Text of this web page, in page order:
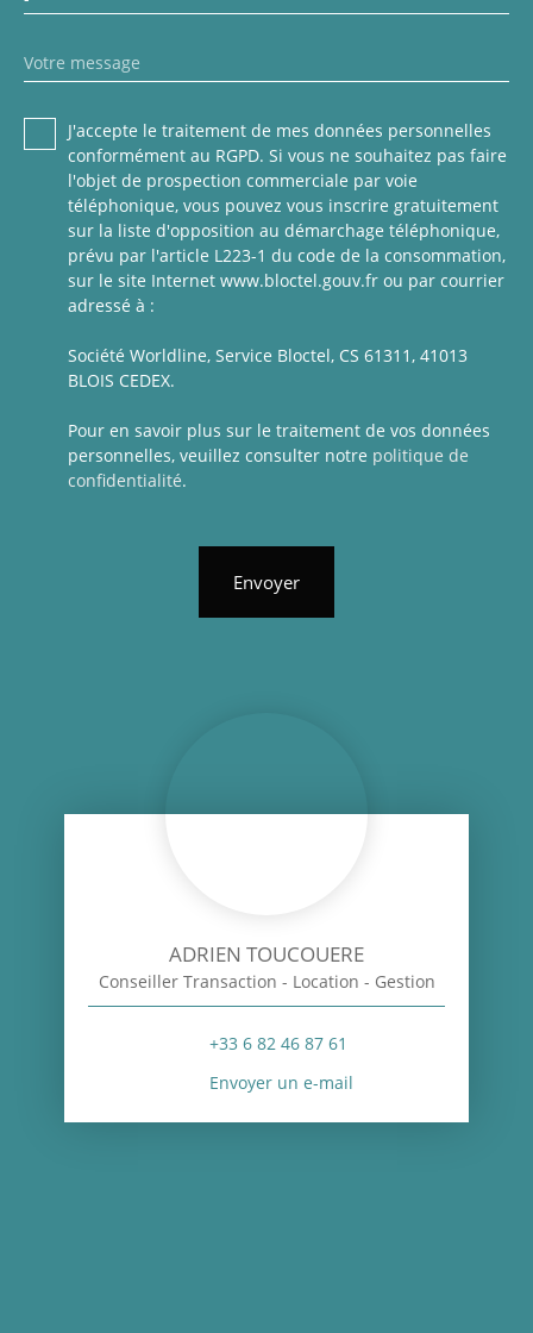
Votre message
J'accepte le traitement de mes données personnelles
conformément au RGPD. Si vous ne souhaitez pas faire
l'objet de prospection commerciale par voie
téléphonique, vous pouvez vous inscrire gratuitement
sur la liste d'opposition au démarchage téléphonique,
prévu par l'article L223-1 du code de la consommation,
sur le site Internet www.bloctel.gouv.fr ou par courrier
adressé à :
Société Worldline, Service Bloctel, CS 61311, 41013
BLOIS CEDEX.
Pour en savoir plus sur le traitement de vos données
personnelles, veuillez consulter notre politique de
confidentialité.
Envoyer
ADRIEN TOUCOUERE
Conseiller Transaction - Location - Gestion
+33 6 82 46 87 61
Envoyer un e-mail